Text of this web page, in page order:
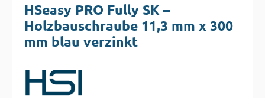
HSeasy PRO Fully SK –
Holzbauschraube 11,3 mm x 300
mm blau verzinkt